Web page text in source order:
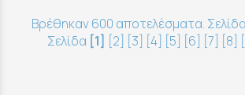
Βρέθηκαν 600 αποτελέσματα.
Σελίδα [1] [2] [3] [4] [5] [6] [7] [8]